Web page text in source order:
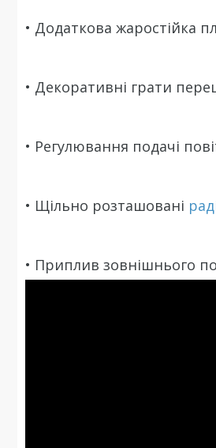
• Додаткова жаростійка
• Декоративні грати
• Регулювання подачі
• Щільно розташовані
• Приплив зовнішнього